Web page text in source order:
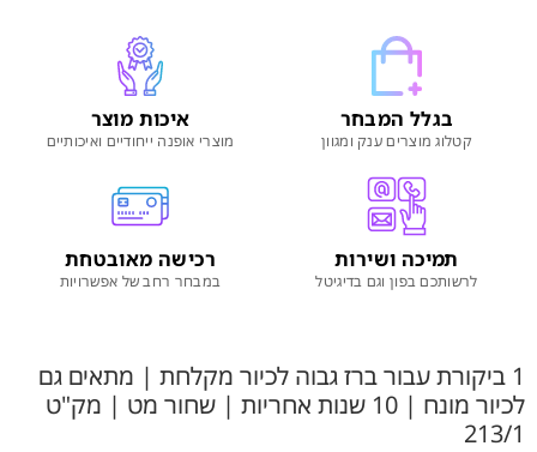
בגלל המבחר
קטלוג מוצרים ענק ומגוון
איכות מוצר
מוצרי אופנה ייחודיים ואיכותיים
תמיכה ושירות
לרשותכם בפון וגם בדיגיטל
רכישה מאובטחת
במבחר רחב של אפשרויות
1 ביקורת עבור
ברז גבוה לכיור מקלחת | מתאים גם
לכיור מונח | 10 שנות אחריות | שחור מט | מק"ט
213/1